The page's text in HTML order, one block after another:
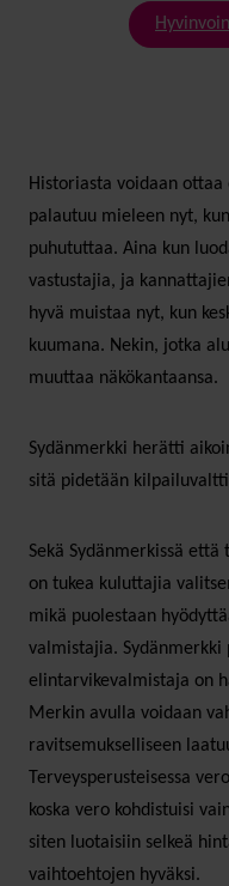
Historiasta voidaan ottaa
palautuu mieleen nyt,
puhututtaa. Aina kun
vastustajia, ja
hyvä muistaa nyt, kun
kuumana. Nekin, jotka
muuttaa näkökantaansa.
Sydänmerkki herätti
sitä pidetään
Sekä Sydänmerkissä että
on tukea kuluttajia
mikä puolestaan
valmistajia. Sydänmerkki
elintarvikevalmistaja on
Merkin avulla voidaan
ravitsemukselliseen
Terveysperusteisessa
koska vero kohdistuisi
siten luotaisiin selkeä
vaihtoehtojen hyväksi.